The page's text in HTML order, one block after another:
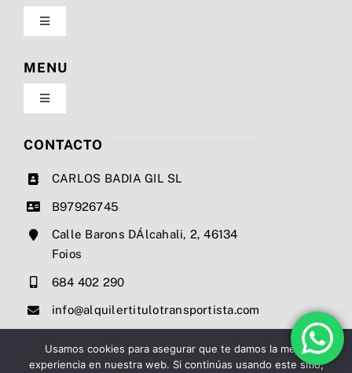
Toggle
Navigation
Política de privacidad
Condiciones de uso
MENU
Toggle
Navigation
Nosotros
Precios
Contacto
CONTACTO
CARLOS BADIA GIL SL
B97926745
Calle Barons DÁlcahali, 2, 46134
Foios
684 402 290
info@alquilertitulotransportista.com
Usamos cookies para asegurar que te damos la mejor
experiencia en nuestra web. Si continúas usando este sitio,